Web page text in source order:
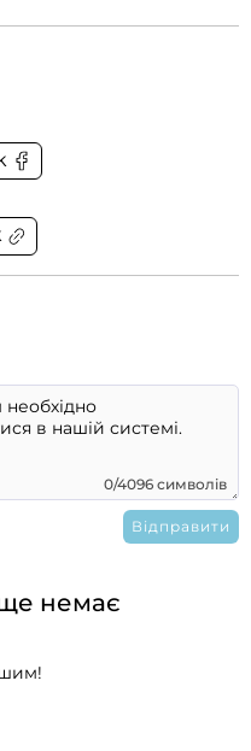
0/4096 символів
немає